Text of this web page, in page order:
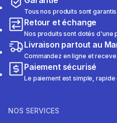
Tous nos produits sont
Retour et échange
Nos produits sont dotés d'une
Livraison partout au
Commandez en ligne et
Paiement sécurisé
Le paiement est simple,
NOS SERVICES